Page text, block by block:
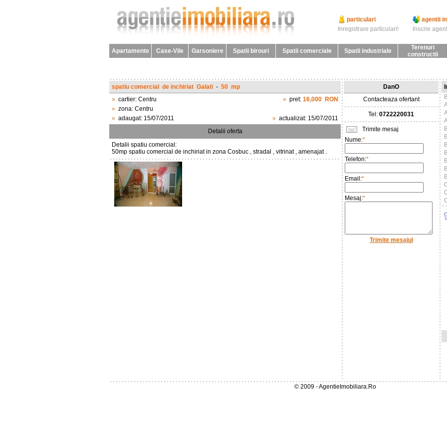
particulari agentii
Inregistrare particulari!
Inscrie
Apartamente Case-Vile Garsoniere Spatii birouri Spatii comerciale Spatii industriale
Terenuri
constructii
spatiu comercial de inchiriat Galati - 50 mp
» cartier: Centru
» zona: Centru
» adaugat: 15/07/2011
» pret: 16,000 RON
» actualizat: 15/07/2011
Detalii oferta
Detalii spatiu comercial:
50mp spatiu comercial de inchiriat in zona Cosbuc , stradal , vitrinat , amenajat .
DanO
Contacteaza ofertant
Tel: 0722220031
Trimite mesaj
Nume:*
Telefon:*
Email:*
Mesaj:*
Trimite mesajul
© 2009 - AgentieImobiliara.Ro